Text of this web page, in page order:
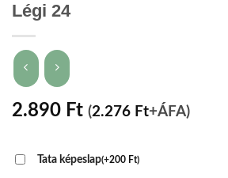
Légi 24
2.890 Ft (2.276 Ft+ÁFA)
Tata képeslap(+200 Ft)